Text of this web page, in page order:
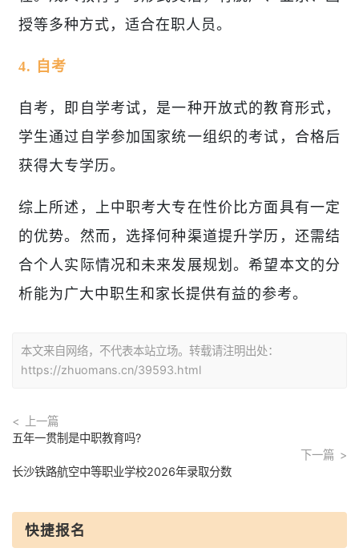
授等多种方式，适合在职人员。
4. 自考
自考，即自学考试，是一种开放式的教育形式，
学生通过自学参加国家统一组织的考试，合格后
获得大专学历。
综上所述，上中职考大专在性价比方面具有一定
的优势。然而，选择何种渠道提升学历，还需结
合个人实际情况和未来发展规划。希望本文的分
析能为广大中职生和家长提供有益的参考。
本文来自网络，不代表本站立场。转载请注明出处：
https://zhuomans.cn/39593.html
上一篇
五年一贯制是中职教育吗?
下一篇
长沙铁路航空中等职业学校2026年录取分数
快捷报名